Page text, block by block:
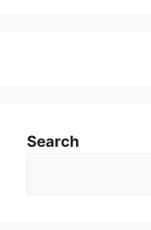
Search